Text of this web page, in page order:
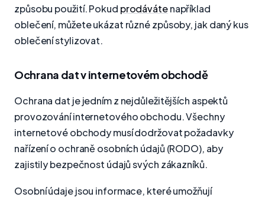
způsobu použití. Pokud prodávátenapříklad
oblečení, můžete ukázat různé způsoby, jak daný kus
oblečení stylizovat.
Ochrana dat v internetovém obchodě
Ochrana dat je jedním z nejdůležitějších aspektů
provozování internetového obchodu. Všechny
internetové obchody musí dodržovat požadavky
nařízení o ochraně osobních údajů (RODO), aby
zajistily bezpečnost údajů svých zákazníků.
Osobní údaje jsou informace, které umožňují